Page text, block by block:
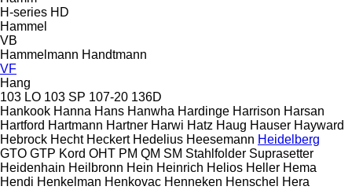
H-series HD
Hammel
VB
Hammelmann Handtmann
VF
Hang
103 LO 103 SP 107-20 136D
Hankook Hanna Hans Hanwha Hardinge Harrison Harsan
Hartford Hartmann Hartner Harwi Hatz Haug Hauser Hayward
Hebrock Hecht Heckert Hedelius Heesemann Heidelberg
GTO GTP Kord OHT PM QM SM Stahlfolder Suprasetter
Heidenhain Heilbronn Hein Heinrich Helios Heller Hema
Hendi Henkelman Henkovac Henneken Henschel Hera